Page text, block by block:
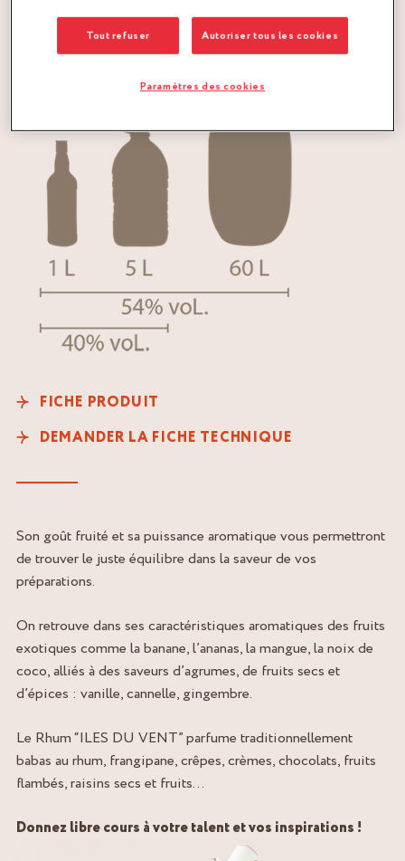
début du XVIIIème siècle.
FICHE PRODUIT
DEMANDER LA FICHE TECHNIQUE
Son goût fruité et sa puissance aromatique vous permettront
de trouver le juste équilibre dans la saveur de vos
préparations.
On retrouve dans ses caractéristiques aromatiques des fruits
exotiques comme la banane, l’ananas, la mangue, la noix de
coco, alliés à des saveurs d’agrumes, de fruits secs et
d’épices : vanille, cannelle, gingembre.
Le Rhum “ILES DU VENT” parfume traditionnellement
babas au rhum, frangipane, crêpes, crèmes, chocolats, fruits
flambés, raisins secs et fruits…
Donnez libre cours à votre talent et vos inspirations !
Tout refuser Autoriser tous les cookies
Paramètres des cookies